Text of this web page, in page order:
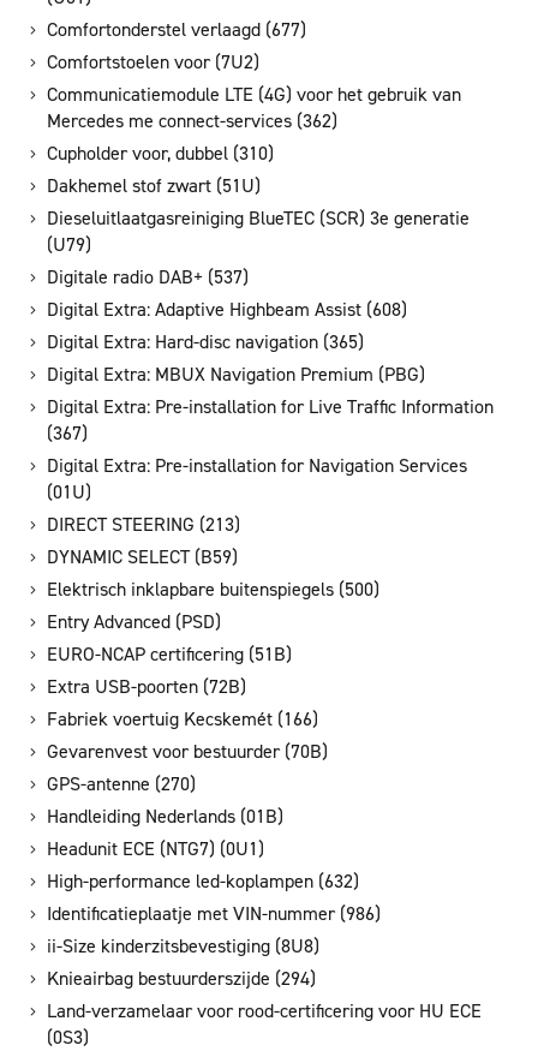
Comfortonderstel verlaagd (677)
Comfortstoelen voor (7U2)
Communicatiemodule LTE (4G) voor het gebruik van
Mercedes me connect-services (362)
Cupholder voor, dubbel (310)
Dakhemel stof zwart (51U)
Dieseluitlaatgasreiniging BlueTEC (SCR) 3e generatie
(U79)
Digitale radio DAB+ (537)
Digital Extra: Adaptive Highbeam Assist (608)
Digital Extra: Hard-disc navigation (365)
Digital Extra: MBUX Navigation Premium (PBG)
Digital Extra: Pre-installation for Live Traffic Information
(367)
Digital Extra: Pre-installation for Navigation Services
(01U)
DIRECT STEERING (213)
DYNAMIC SELECT (B59)
Elektrisch inklapbare buitenspiegels (500)
Entry Advanced (PSD)
EURO-NCAP certificering (51B)
Extra USB-poorten (72B)
Fabriek voertuig Kecskemét (166)
Gevarenvest voor bestuurder (70B)
GPS-antenne (270)
Handleiding Nederlands (01B)
Headunit ECE (NTG7) (0U1)
High-performance led-koplampen (632)
Identificatieplaatje met VIN-nummer (986)
ii-Size kinderzitsbevestiging (8U8)
Knieairbag bestuurderszijde (294)
Land-verzamelaar voor rood-certificering voor HU ECE
(0S3)